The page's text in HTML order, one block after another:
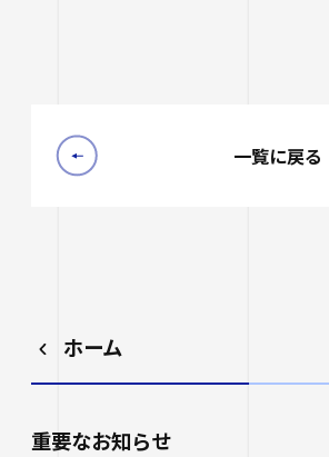
ホーム
重要なお知らせ
一覧に戻る